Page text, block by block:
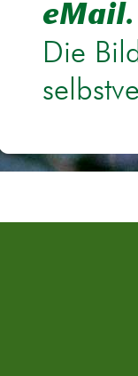
eMail.
Die